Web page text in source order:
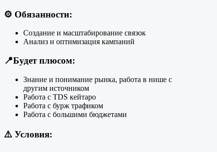
⚙️ Обязанности:
Создание и масштабирование связок
Анализ и оптимизация кампаний
📍Будет плюсом:
Знание и понимание рынка, работа в нише с
другим источником
Работа с TDS кейтаро
Работа с бурж трафиком
Работа с большими бюджетами
⚠️ Условия: